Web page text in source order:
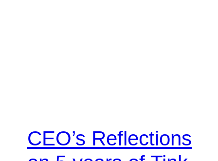
CEO’s Reflections